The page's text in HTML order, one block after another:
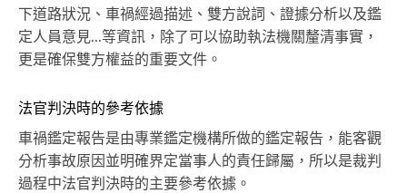
下道路狀況、車禍經過描述、雙方說詞、證據分析以及鑑
定人員意見...等資訊，除了可以協助執法機關釐清事實，
更是確保雙方權益的重要文件。
法官判決時的參考依據
車禍鑑定報告是由專業鑑定機構所做的鑑定報告，能客觀
分析事故原因並明確界定當事人的責任歸屬，所以是裁判
過程中法官判決時的主要參考依據。